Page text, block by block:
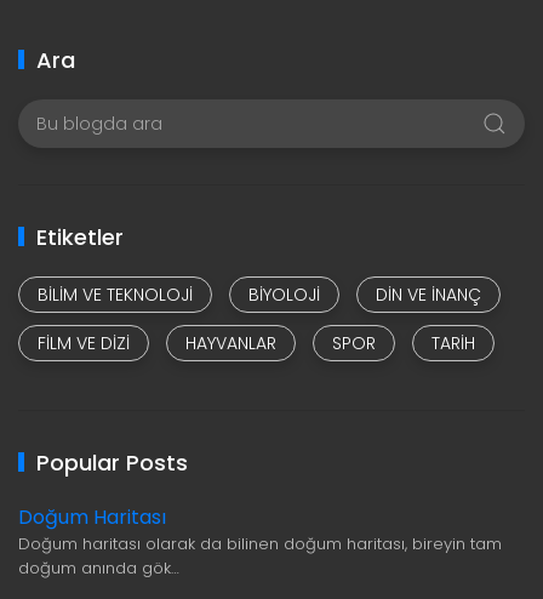
Ara
Etiketler
BILIM VE TEKNOLOJI BIYOLOJI
DIN VE INANÇ
FILM VE DIZI
HAYVANLAR SPOR TARIH
Popular Posts
Doğum Haritası
Doğum haritası olarak da bilinen doğum haritası, bireyin tam
doğum anında gök…